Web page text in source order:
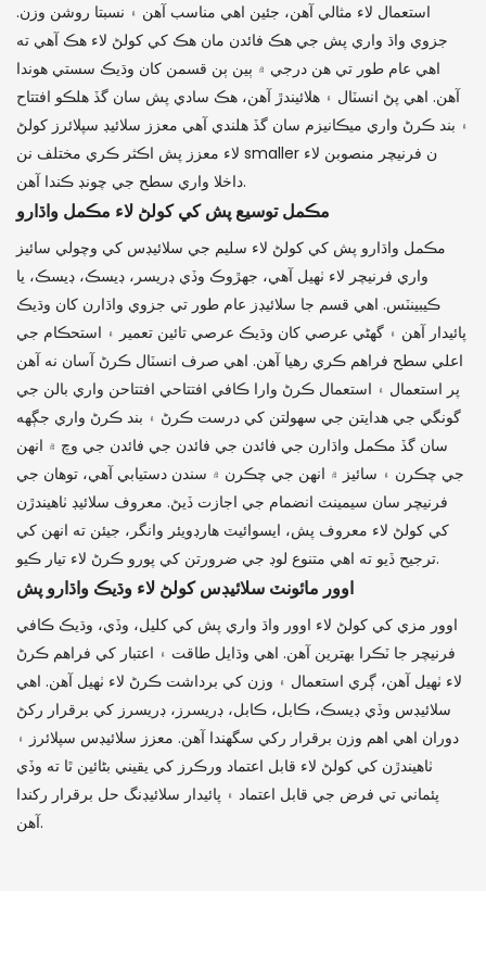
استعمال لاء مثالي آهن، جئين اهي مناسب آهن ۽ نسبتا روشن وزن.
جزوي واڌ واري پش جي هڪ فائدن مان هڪ کي کولڻ لاء هڪ آهي ته
اهي عام طور تي هن درجي ۾ ٻين ٻن قسمن کان وڌيڪ سستي هوندا
آهن. اهي پڻ انسٽال ۽ هلائيندڙ آهن، هڪ سادي پش سان گڏ هلڪو افتتاح
۽ بند ڪرڻ واري ميڪانيزم سان گڏ هلندي آهي معزز سلائيڊ سپلائرز کولڻ
لاء معزز پش اڪثر ڪري مختلف نن smaller ن فرنيچر منصوبن لاء
داخلا واري سطح جي چونڊ ڪندا آهن.
مڪمل توسيع پش کي کولڻ لاء مڪمل واڌارو
مڪمل واڌارو پش کي کولڻ لاء سليم جي سلائيڊس کي وچولي سائيز
واري فرنيچر لاء ٺهيل آهي، جهڙوڪ وڏي ڊريسر، ڊيسڪ، ڊيسڪ، يا
ڪيبينٽس. اهي قسم جا سلائيڊز عام طور تي جزوي واڌارن کان وڌيڪ
پائيدار آهن ۽ گهڻي عرصي کان وڌيڪ عرصي تائين تعمير ۽ استحڪام جي
اعلي سطح فراهم ڪري رهيا آهن. اهي صرف انسٽال ڪرڻ آسان نه آهن
پر استعمال ۽ استعمال ڪرڻ وارا ڪافي افتتاحي افتتاحن واري بالن جي
گونگي جي هدايتن جي سهولتن کي درست ڪرڻ ۽ بند ڪرڻ واري جڳهه
سان گڏ مڪمل واڌارن جي فائدن جي فائدن جي فائدن جي وچ ۾ انهن
جي چڪرن ۽ سائيز ۾ انهن جي چڪرن ۾ سندن دستيابي آهي، توهان جي
فرنيچر سان سيمينٽ انضمام جي اجازت ڏيڻ. معروف سلائيڊ ٺاهيندڙن
کي کولڻ لاء معروف پش، ايسوائيٽ هارڊويئر وانگر، جيئن ته انهن کي
ترجيح ڏيو ته اهي متنوع لوڊ جي ضرورتن کي پورو ڪرڻ لاء تيار ڪيو.
اوور مائونٽ سلائيڊس کولڻ لاء وڌيڪ واڌارو پش
اوور مزي کي کولڻ لاء اوور واڌ واري پش کي کليل، وڏي، وڌيڪ ڪافي
فرنيچر جا ٽڪرا بهترين آهن. اهي وڌايل طاقت ۽ اعتبار کي فراهم ڪرڻ
لاء ٺهيل آهن، ڳري استعمال ۽ وزن کي برداشت ڪرڻ لاء ٺهيل آهن. اهي
سلائيڊس وڏي ڊيسڪ، ڪابل، ڪابل، ڊريسرز، ڊريسرز کي برقرار رکڻ
دوران اهي اهم وزن برقرار رکي سگهندا آهن. معزز سلائيڊس سپلائرز ۽
ٺاهيندڙن کي کولڻ لاء قابل اعتماد ورڪرز کي يقيني بڻائين ٿا ته وڏي
پئماني تي فرض جي قابل اعتماد ۽ پائيدار سلائيڊنگ حل برقرار رکندا
آهن.